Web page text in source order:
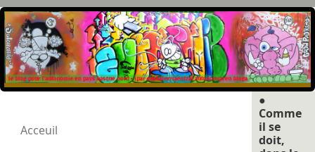
Acceuil
●
Comme
il se
doit,